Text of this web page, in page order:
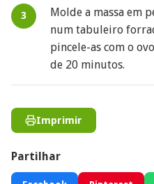
Molde a massa em
num tabuleiro
pincele-as com o
de 20 minutos.
Imprimir
Partilhar